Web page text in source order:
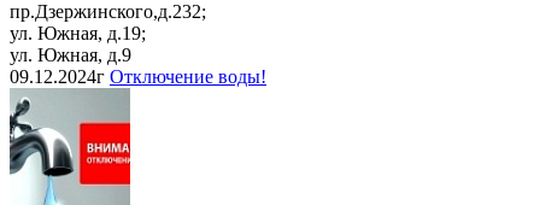
пр.Дзержинского,д.232;
ул. Южная, д.19;
ул. Южная, д.9
09.12.2024г Отключение воды!